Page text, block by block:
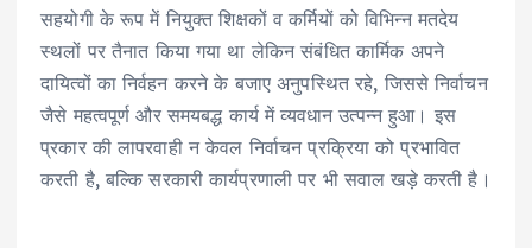
सहयोगी के रूप में नियुक्त शिक्षकों व कर्मियों को विभिन्न मतदेय
स्थलों पर तैनात किया गया था लेकिन संबंधित कार्मिक अपने
दायित्वों का निर्वहन करने के बजाए अनुपस्थित रहे, जिससे निर्वाचन
जैसे महत्वपूर्ण और समयबद्ध कार्य में व्यवधान उत्पन्न हुआ। इस
प्रकार की लापरवाही न केवल निर्वाचन प्रक्रिया को प्रभावित
करती है, बल्कि सरकारी कार्यप्रणाली पर भी सवाल खड़े करती है।